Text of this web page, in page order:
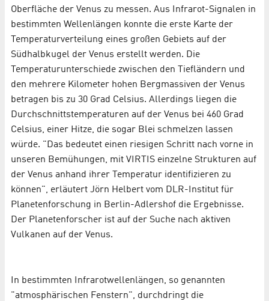
Oberfläche der Venus zu messen. Aus Infrarot-Signalen in
bestimmten Wellenlängen konnte die erste Karte der
Temperaturverteilung eines großen Gebiets auf der
Südhalbkugel der Venus erstellt werden. Die
Temperaturunterschiede zwischen den Tiefländern und
den mehrere Kilometer hohen Bergmassiven der Venus
betragen bis zu 30 Grad Celsius. Allerdings liegen die
Durchschnittstemperaturen auf der Venus bei 460 Grad
Celsius, einer Hitze, die sogar Blei schmelzen lassen
würde. "Das bedeutet einen riesigen Schritt nach vorne in
unseren Bemühungen, mit VIRTIS einzelne Strukturen auf
der Venus anhand ihrer Temperatur identifizieren zu
können", erläutert Jörn Helbert vom DLR-Institut für
Planetenforschung in Berlin-Adlershof die Ergebnisse.
Der Planetenforscher ist auf der Suche nach aktiven
Vulkanen auf der Venus.
In bestimmten Infrarotwellenlängen, so genannten
"atmosphärischen Fenstern", durchdringt die